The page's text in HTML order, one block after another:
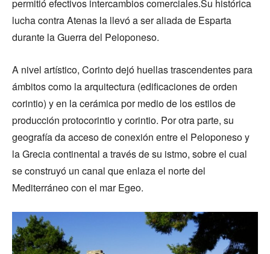
permitió efectivos intercambios comerciales.Su histórica
lucha contra Atenas la llevó a ser aliada de Esparta
durante la Guerra del Peloponeso.
A nivel artístico, Corinto dejó huellas trascendentes para
ámbitos como la arquitectura (edificaciones de orden
corintio) y en la cerámica por medio de los estilos de
producción protocorintio y corintio. Por otra parte, su
geografía da acceso de conexión entre el Peloponeso y
la Grecia continental a través de su istmo, sobre el cual
se construyó un canal que enlaza el norte del
Mediterráneo con el mar Egeo.